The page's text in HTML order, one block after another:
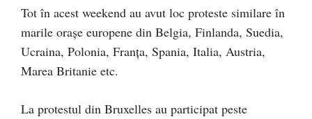
Tot în acest weekend au avut loc proteste similare în
marile orașe europene din Belgia, Finlanda, Suedia,
Ucraina, Polonia, Franța, Spania, Italia, Austria,
Marea Britanie etc.
La protestul din Bruxelles au participat peste